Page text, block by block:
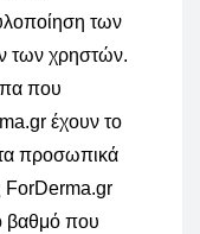
των
των χρηστών.
που
έχουν το
τα προσωπικά
ForDerma.gr
βαθμό που